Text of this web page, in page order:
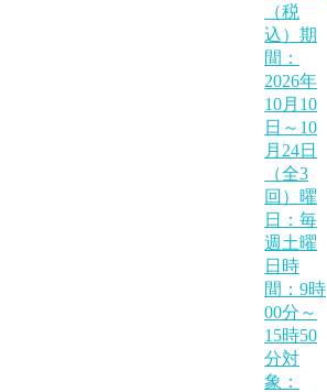
（税
込）期
間：
2026年
10月10
日～10
月24日
（全3
回）曜
日：毎
週土曜
日時
間：9時
00分～
15時50
分対
象：